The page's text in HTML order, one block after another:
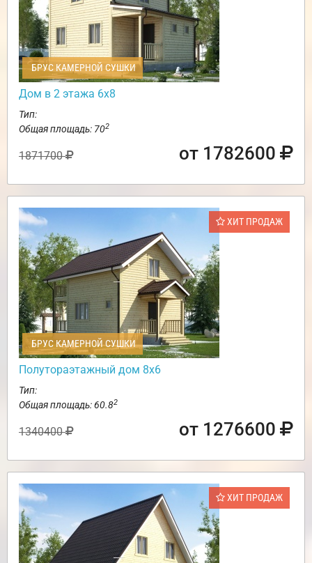
БРУС КАМЕРНОЙ СУШКИ
Дом в 2 этажа 6х8
Тип:
Общая площадь: 702
1871700 от 1782600
ХИТ ПРОДАЖ
БРУС КАМЕРНОЙ СУШКИ
Полутораэтажный дом 8х6
Тип:
Общая площадь: 60.82
1340400 от 1276600
ХИТ ПРОДАЖ